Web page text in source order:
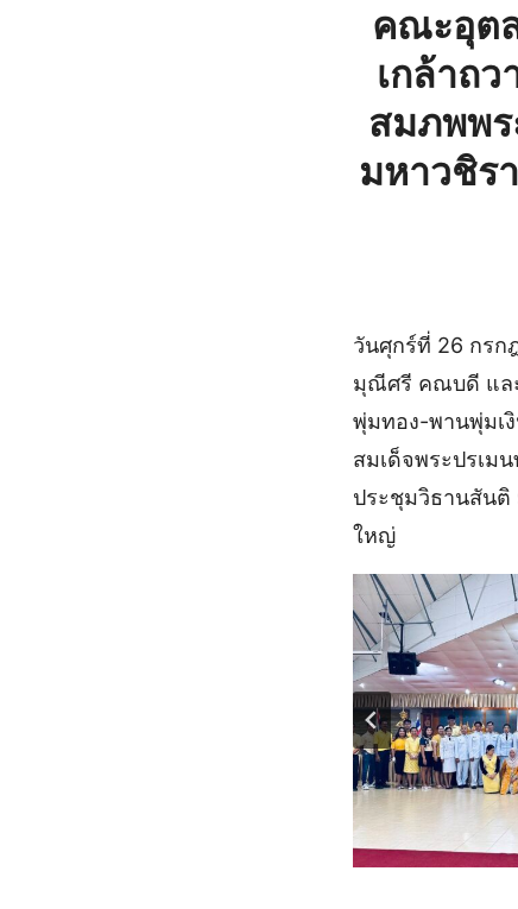
คณะอุต
เกล้าถ
สมภพพร
มหาวชิร
วันศุกร์ที่ 26 กรก
มุณีศรี คณบดี และ
พุ่มทอง-พานพุ่มเ
สมเด็จพระปรเม
ประชุมวิธานสันติ
ใหญ่